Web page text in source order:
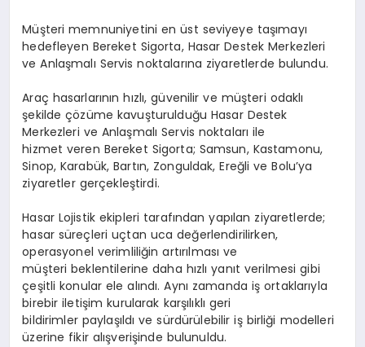
Müşteri memnuniyetini en üst seviyeye taşımayı
hedefleyen Bereket Sigorta, Hasar Destek Merkezleri
ve Anlaşmalı Servis noktalarına ziyaretlerde bulundu.
Araç hasarlarının hızlı, güvenilir ve müşteri odaklı
şekilde çözüme kavuşturulduğu Hasar Destek
Merkezleri ve Anlaşmalı Servis noktaları ile
hizmet veren Bereket Sigorta; Samsun, Kastamonu,
Sinop, Karabük, Bartın, Zonguldak, Ereğli ve Bolu’ya
ziyaretler gerçekleştirdi.
Hasar Lojistik ekipleri tarafından yapılan ziyaretlerde;
hasar süreçleri uçtan uca değerlendirilirken,
operasyonel verimliliğin artırılması ve
müşteri beklentilerine daha hızlı yanıt verilmesi gibi
çeşitli konular ele alındı. Aynı zamanda iş ortaklarıyla
birebir iletişim kurularak karşılıklı geri
bildirimler paylaşıldı ve sürdürülebilir iş birliği modelleri
üzerine fikir alışverişinde bulunuldu.